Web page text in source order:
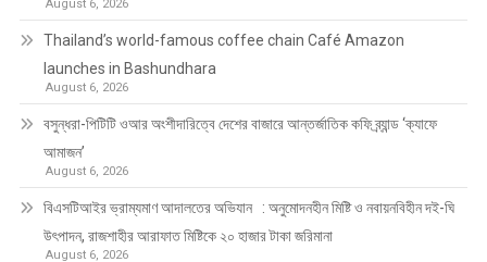
August 6, 2026
Thailand’s world-famous coffee chain Café Amazon
launches in Bashundhara
August 6, 2026
বসুন্ধরা-পিটিটি ওআর অংশীদারিত্বে দেশের বাজারে আন্তর্জাতিক কফি ব্র্যান্ড ‘ক্যাফে
আমাজন’
August 6, 2026
বিএসটিআইর ভ্রাম্যমাণ আদালতের অভিযান : অনুমোদনহীন মিষ্টি ও নবায়নবিহীন দই-ঘি
উৎপাদন, রাজশাহীর আরাফাত মিষ্টিকে ২০ হাজার টাকা জরিমানা
August 6, 2026